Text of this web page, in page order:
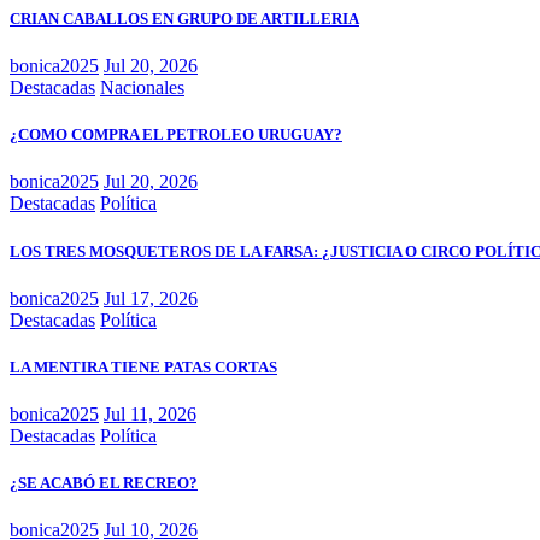
CRIAN CABALLOS EN GRUPO DE ARTILLERIA
bonica2025 Jul 20, 2026
Destacadas Nacionales
¿COMO COMPRA EL PETROLEO URUGUAY?
bonica2025 Jul 20, 2026
Destacadas Política
LOS TRES MOSQUETEROS DE LA FARSA: ¿JUSTICIA O CIRCO
bonica2025 Jul 17, 2026
Destacadas Política
LA MENTIRA TIENE PATAS CORTAS
bonica2025 Jul 11, 2026
Destacadas Política
¿SE ACABÓ EL RECREO?
bonica2025 Jul 10, 2026